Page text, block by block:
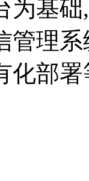
为基
管理
化部